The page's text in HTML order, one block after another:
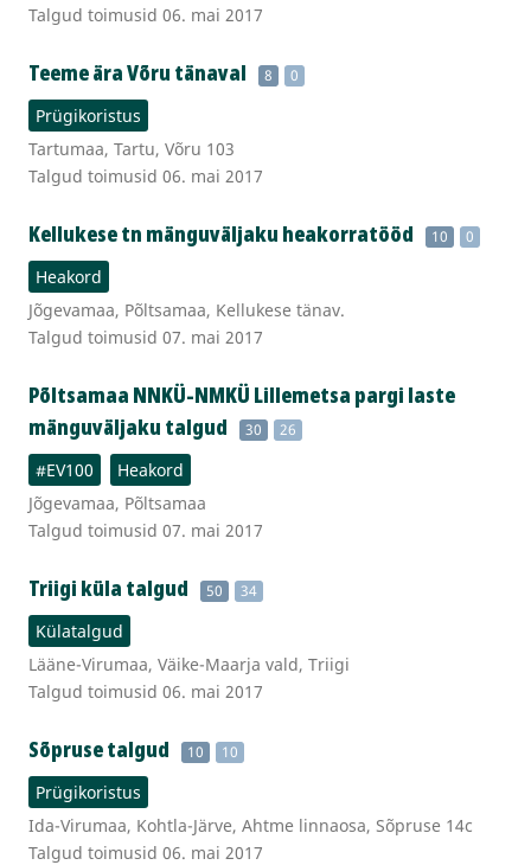
Talgud toimusid 06. mai 2017
Teeme ära Võru tänaval 8 0
Prügikoristus
Tartumaa, Tartu, Võru 103
Talgud toimusid 06. mai 2017
Kellukese tn mänguväljaku heakorratööd 10 0
Heakord
Jõgevamaa, Põltsamaa, Kellukese tänav.
Talgud toimusid 07. mai 2017
Põltsamaa NNKÜ-NMKÜ Lillemetsa pargi laste
mänguväljaku talgud
30 26
#EV100
Heakord
Jõgevamaa, Põltsamaa
Talgud toimusid 07. mai 2017
Triigi küla talgud 50 34
Külatalgud
Lääne-Virumaa, Väike-Maarja vald, Triigi
Talgud toimusid 06. mai 2017
Sõpruse talgud 10 10
Prügikoristus
Ida-Virumaa, Kohtla-Järve, Ahtme linnaosa, Sõpruse 14c
Talgud toimusid 06. mai 2017